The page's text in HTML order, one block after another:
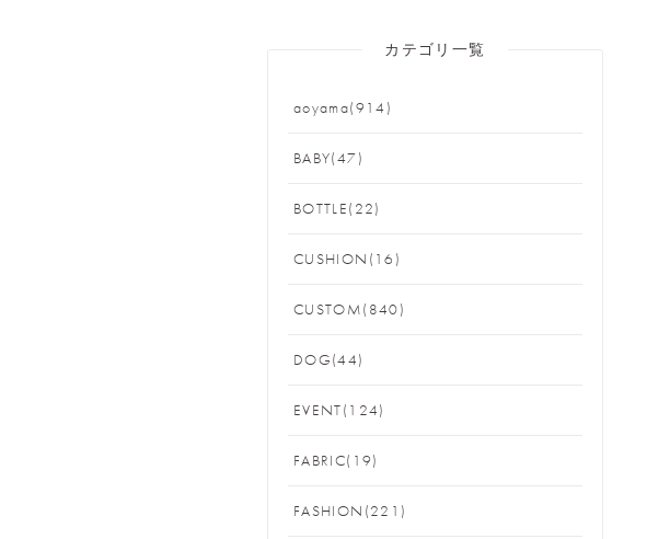
カテゴリ一覧
aoyama(914)
BABY(47)
BOTTLE(22)
CUSHION(16)
CUSTOM(840)
DOG(44)
EVENT(124)
FABRIC(19)
FASHION(221)